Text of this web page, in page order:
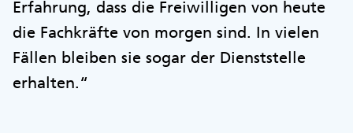
Erfahrung, dass die Freiwilligen von heute
die Fachkräfte von morgen sind. In vielen
Fällen bleiben sie sogar der Dienststelle
erhalten.“